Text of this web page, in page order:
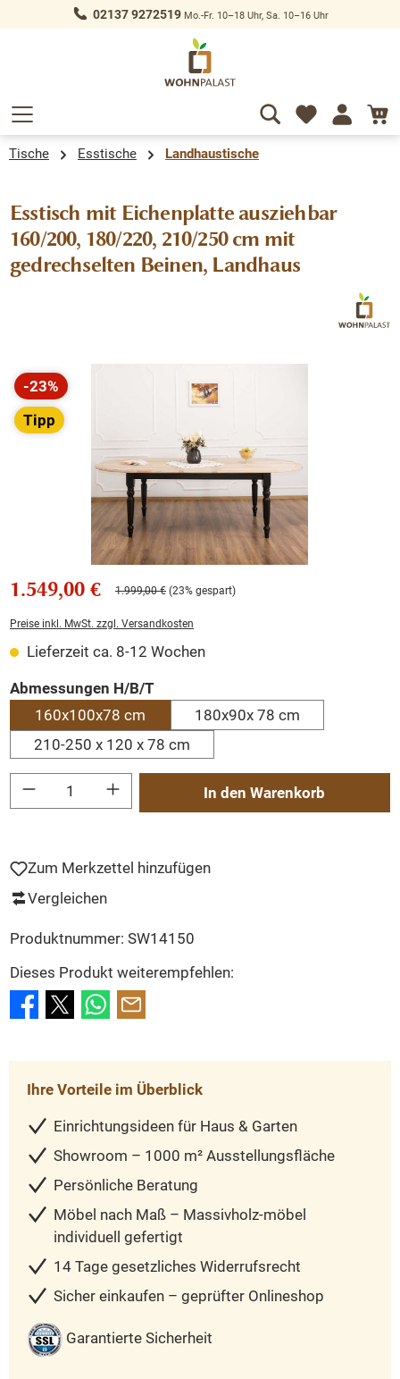
springen 02137 9272519Mo.-Fr. 10–18 Uhr, Sa. 10–16 Uhr
Tische Esstische Landhaustische
Esstisch mit Eichenplatte ausziehbar
160/200, 180/220, 210/250 cm mit
gedrechselten Beinen, Landhaus
Bildergalerie überspringen
-23%
Rabatt
Tipp
1.549,00 € 1.999,00 € (23% gespart)
Preise inkl. MwSt. zzgl. Versandkosten
Lieferzeit ca. 8-12 Wochen
Abmessungen H/B/Tauswählen
160x100x78 cm
180x90x 78 cm
210-250 x 120 x 78 cm
Produkt Anzahl: Gib den gewünschten Wert ein oder benutze die Schaltflächen
In den Warenkorb
Zum Merkzettel hinzufügen
Vergleichen
Produktnummer: SW14150
Dieses Produkt weiterempfehlen:
Ihre Vorteile im Überblick
Einrichtungsideen für Haus & Garten
Showroom – 1000 m² Ausstellungsfläche
Persönliche Beratung
Möbel nach Maß – Massivholz-möbel
individuell gefertigt
14 Tage gesetzliches Widerrufsrecht
Sicher einkaufen – geprüfter Onlineshop
Garantierte Sicherheit